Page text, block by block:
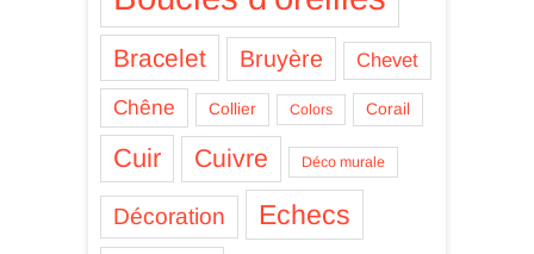
Bracelet Bruyère Chevet
Chêne Collier Colors Corail
Cuir Cuivre Déco murale
Décoration Echecs